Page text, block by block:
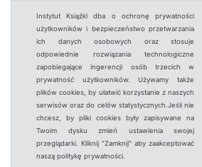
Instytut Książki dba o ochronę prywatności
użytkowników i bezpieczeństwo przetwarzania
ich danych osobowych oraz stosuje
odpowiednie rozwiązania technologiczne
zapobiegające ingerencji osób trzecich w
prywatność użytkowników. Używamy także
plików cookies, by ułatwić korzystanie z naszych
serwisów oraz do celów statystycznych.Jeśli nie
chcesz, by pliki cookies były zapisywane na
Twoim dysku zmień ustawienia swojej
przeglądarki. Kliknij "Zamknij" aby zaakceptować
naszą politykę prywatności.